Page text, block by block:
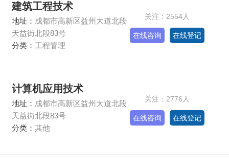
建筑工程技术
地址： 成都市高新区益州大道北段
天益街北段83号
分类： 工程管理
关注：2554人
在线咨询 在线登记
计算机应用技术
地址： 成都市高新区益州大道北段
天益街北段83号
分类： 其他
关注：2776人
在线咨询 在线登记